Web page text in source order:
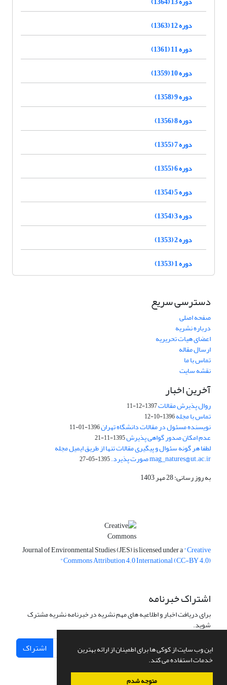
این وب سایت از کوکی ها برای اطمینان از ارائه بهترین
خدمات استفاده می کند.
متوجه شدم
دوره 12 (1363)
دوره 11 (1361)
دوره 10 (1359)
دوره 9 (1358)
دوره 8 (1356)
دوره 7 (1355)
دوره 6 (1355)
دوره 5 (1354)
دوره 3 (1354)
دوره 2 (1353)
دوره 1 (1353)
دسترسی سریع
صفحه اصلی
درباره نشریه
اعضای هیات تحریریه
ارسال مقاله
تماس با ما
نقشه سایت
آخرین اخبار
روال پذیرش مقالات1397-12-11
تماس با مجله1396-10-12
نویسنده مسئول در مقالات دانشگاه تهران1396-01-11
عدم امکان صدور گواهی پذیرش1395-11-21
لطفا هر گونه سئوال و پیگیری مقالات تنها از طریق ایمیل مجله
mag_natures@ut.ac.ir صورت پذیرد. 1395-05-27
به روز رسانی: 28 مهر 1403
Journal of Environmental Studies (JES) is licensed under a"Creative
Commons Attribution 4.0 International (CC-BY 4.0)"
اشتراک خبرنامه
برای دریافت اخبار و اطلاعیه های مهم نشریه در خبرنامه نشریه مشترک
شوید.
اشتراک